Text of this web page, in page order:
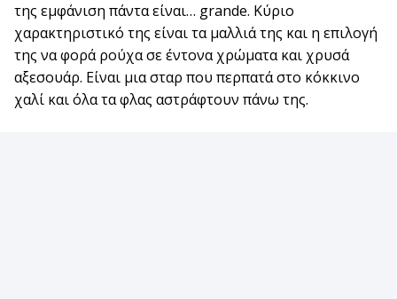
της εμφάνιση πάντα είναι… grande. Κύριο
χαρακτηριστικό της είναι τα μαλλιά της και η επιλογή
της να φορά ρούχα σε έντονα χρώματα και χρυσά
αξεσουάρ. Είναι μια σταρ που περπατά στο κόκκινο
χαλί και όλα τα φλας αστράφτουν πάνω της.